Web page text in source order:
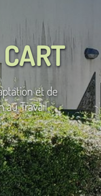
et de
au Travail